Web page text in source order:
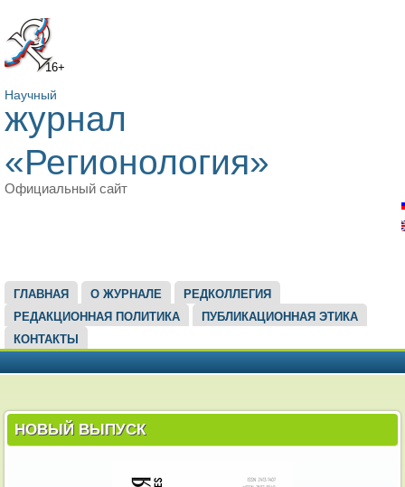
16+
Научный
журнал
«Регионология»
Официальный сайт
ГЛАВНОЕ МЕНЮ
ГЛАВНАЯ О ЖУРНАЛЕ
РЕДКОЛЛЕГИЯ
РЕДАКЦИОННАЯ ПОЛИТИКА
ПУБЛИКАЦИОННАЯ ЭТИКА
КОНТАКТЫ
НОВЫЙ ВЫПУСК